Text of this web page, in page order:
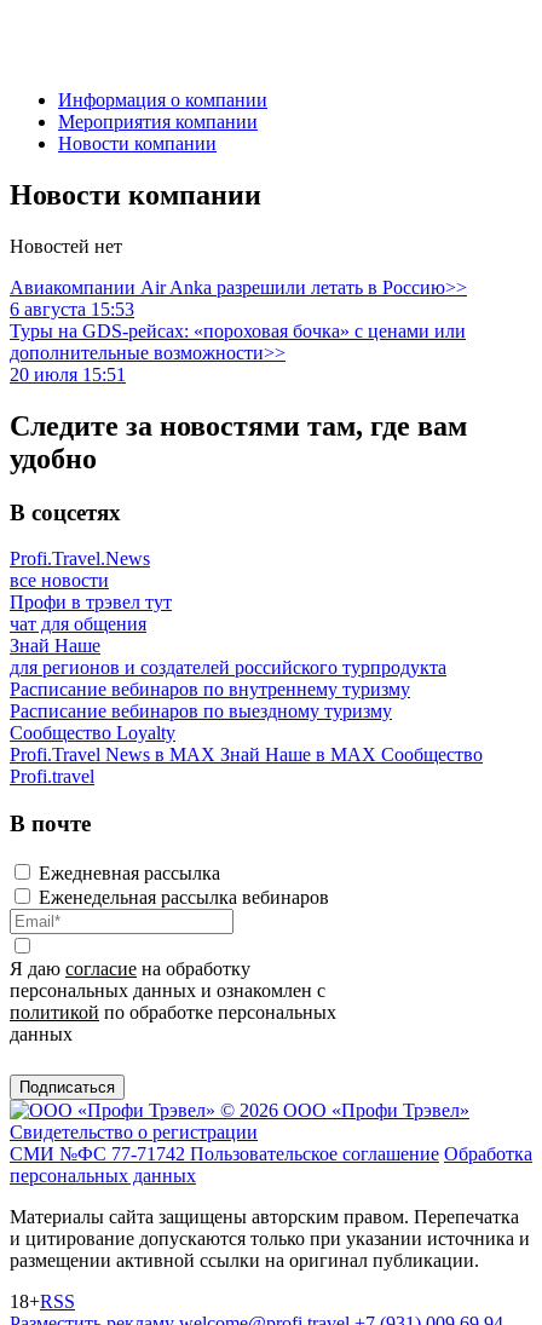
Информация о компании
Мероприятия компании
Новости компании
Новости компании
Новостей нет
Авиакомпании Air Anka разрешили летать в Россию>>
6 августа 15:53
Туры на GDS-рейсах: «пороховая бочка» с ценами или
дополнительные возможности>>
20 июля 15:51
Следите за новостями там, где вам
удобно
В соцсетях
Profi.Travel.News
все новости
Профи в трэвел тут
чат для общения
Знай Наше
для регионов и создателей российского турпродукта
Расписание вебинаров по внутреннему туризму
Расписание вебинаров по выездному туризму
Сообщество Loyalty
Profi.Travel News в MAX Знай Наше в MAX Сообщество
Profi.travel
В почте
Ежедневная рассылка
Еженедельная рассылка вебинаров
Я даю согласие на обработку
персональных данных и ознакомлен с
политикой по обработке персональных
данных
Подписаться
© 2026 ООО «Профи Трэвeл»
Свидетельство о регистрации
СМИ №ФС 77-71742 Пользовательское соглашение Обработка
персональных данных
Материалы сайта защищены авторским правом. Перепечатка
и цитирование допускаются только при указании источника и
размещении активной ссылки на оригинал публикации.
18+RSS